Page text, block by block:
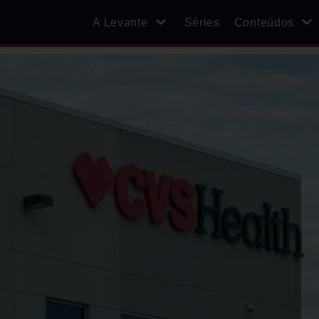
A Levante Séries Conteúdos